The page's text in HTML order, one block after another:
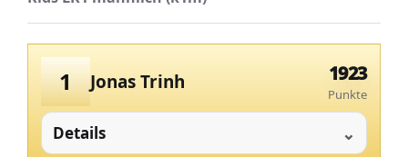
1 Jonas Trinh 1923
Punkte
Details